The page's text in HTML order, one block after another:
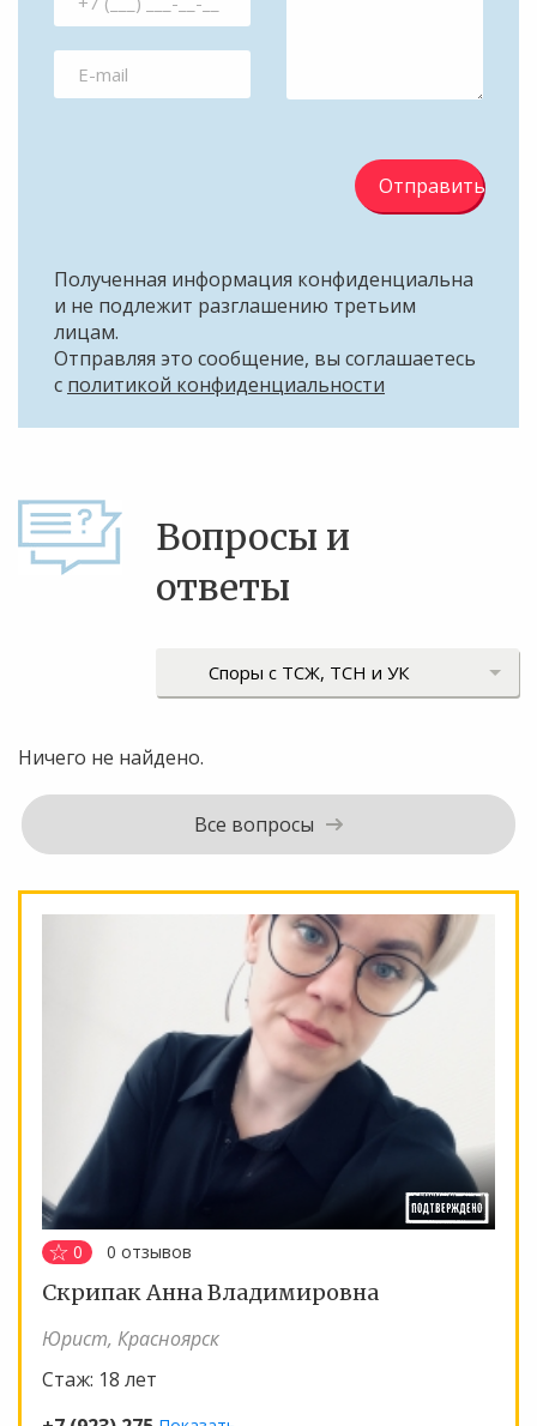
Отправить
Полученная информация конфиденциальна
и не подлежит разглашению третьим
лицам.
Отправляя это сообщение, вы соглашаетесь
с политикой конфиденциальности
Вопросы и
ответы
Ничего не найдено.
Все вопросы
0 0 отзывов
Скрипак Анна Владимировна
Юрист, Красноярск
Стаж: 18 лет